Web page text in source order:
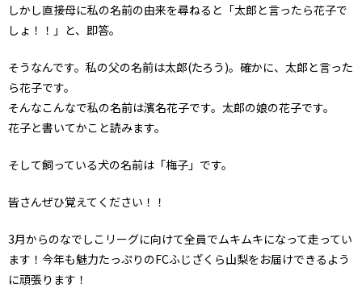
しかし直接母に私の名前の由来を尋ねると「太郎と言ったら花子で
しょ！！」と、即答。
そうなんです。私の父の名前は太郎(たろう)。確かに、太郎と言った
ら花子です。
そんなこんなで私の名前は濱名花子です。太郎の娘の花子です。
花子と書いてかこと読みます。
そして飼っている犬の名前は「梅子」です。
皆さんぜひ覚えてください！！
3月からのなでしこリーグに向けて全員でムキムキになって走ってい
ます！今年も魅力たっぷりのFCふじざくら山梨をお届けできるよう
に頑張ります！